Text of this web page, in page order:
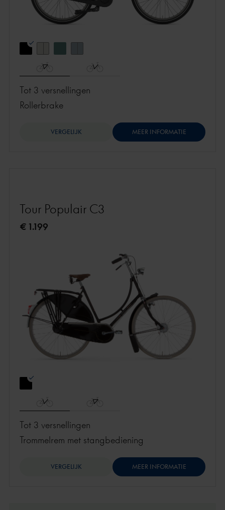
Tot 3 versnellingen
rollerbrake
VERGELIJK MEER INFORMATIE
Tour Populair C3
€ 1.199
Tot 3 versnellingen
trommelrem met stangbediening
VERGELIJK MEER INFORMATIE